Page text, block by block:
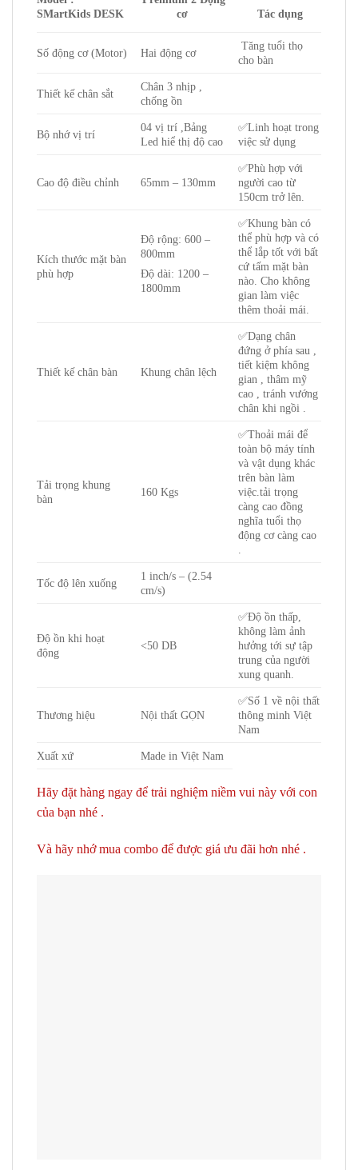
SMartKids DESK
cơ
Tác dụng
Số động cơ (Motor) Hai động cơ
Tăng tuổi thọ
cho bàn
Thiết kế chân sắt
Chân 3 nhịp ,
chống ồn
Bộ nhớ vị trí
04 vị trí ,Bảng
Led hiể thị độ cao
✅Linh hoạt trong
việc sử dụng
Cao độ điều chỉnh 65mm – 130mm
✅Phù hợp với
người cao từ
150cm trở lên.
Kích thước mặt bàn
phù hợp
Độ rộng: 600 –
800mm
Độ dài: 1200 –
1800mm
✅Khung bàn có
thể phù hợp và có
thể lắp tốt với bất
cứ tấm mặt bàn
nào. Cho không
gian làm việc
thêm thoải mái.
Thiết kế chân bàn Khung chân lệch
✅Dạng chân
đứng ở phía sau ,
tiết kiệm không
gian , thâm mỹ
cao , tránh vướng
chân khi ngồi .
Tải trọng khung
bàn
160 Kgs
✅Thoải mái để
toàn bộ máy tính
và vật dụng khác
trên bàn làm
việc.tải trọng
càng cao đồng
nghĩa tuổi thọ
động cơ càng cao
Tốc độ lên xuống
1 inch/s – (2.54
cm/s)
Độ ồn khi hoạt
động
<50 DB
✅Độ ồn thấp,
không làm ảnh
hưởng tới sự tập
trung của người
xung quanh.
Thương hiệu Nội thất GỌN
✅Số 1 về nội thất
thông minh Việt
Nam
Xuất xứ Made in Việt Nam
Hãy đặt hàng ngay để trải nghiệm niềm vui này với con
của bạn nhé .
Và hãy nhớ mua combo để được giá ưu đãi hơn nhé .